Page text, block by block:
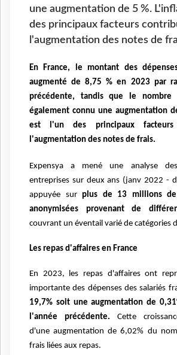
une augmentation de 5 %.
des principaux facteurs
l'augmentation des notes de
En France, le montant des
augmenté de 8,75 % en 2023 par
précédente, tandis que le nombre
également connu une augmentation
est l'un des principaux
l'augmentation des notes de frais.
Expensya a mené une analyse
entreprises sur deux ans (janv 2022 -
appuyée surplus de 13 millions
anonymisées provenant de
couvrant un éventail varié de catégories
Les repas d'affaires en France
En 2023, les repas d'affaires ont
importante des dépenses des salariés
19,7% soit une augmentation de
l'année précédente. Cette
d'une augmentation de 6,02% du
frais liées aux repas.